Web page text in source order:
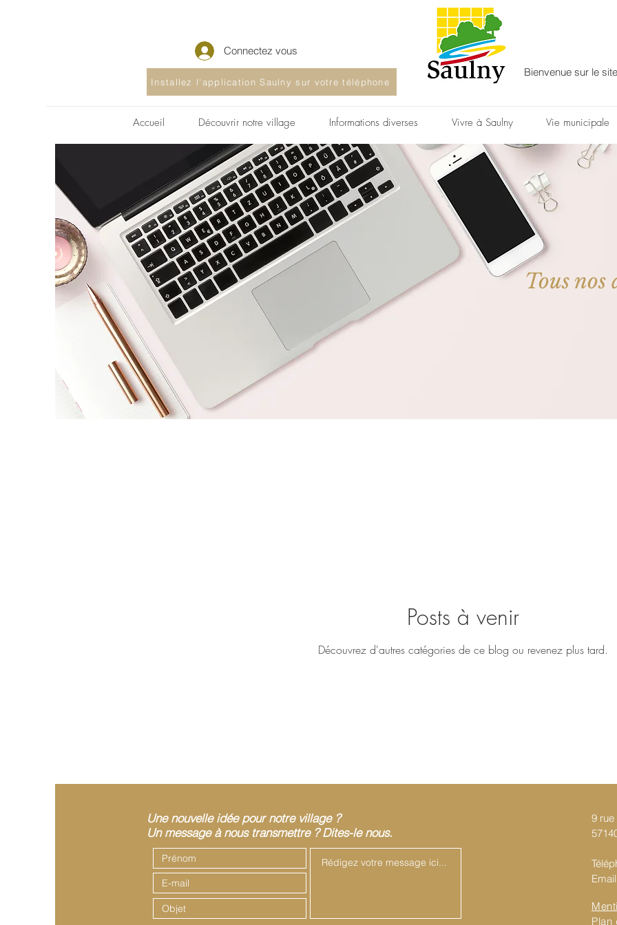
Connectez vous
Installez l'application Saulny sur votre téléphone
Bienvenue sur le
Accueil Découvrir notre village Informations diverses Vivre à Saulny Vie municipale
Tous nos
Posts à venir
Découvrez d'autres catégories de ce blog ou revenez plus tard.
Une nouvelle idée pour notre village ?
Un message à nous transmettre ? Dites-le nous.
9
Plan